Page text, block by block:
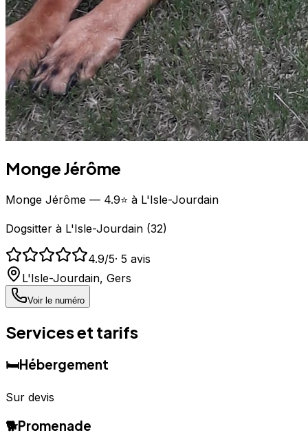
Monge Jérôme
Monge Jérôme — 4.9⭐ à L'Isle-Jourdain
Dogsitter à L'Isle-Jourdain (32)
4.9/5· 5 avis
L'Isle-Jourdain, Gers
Voir le numéro
Services et tarifs
🛏️Hébergement
Sur devis
🐕Promenade